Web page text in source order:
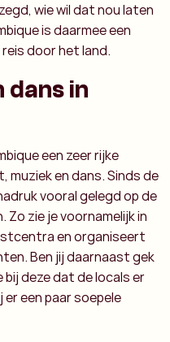
wie wil dat nou laten
is daarmee een
door het land.
dans in
een zeer rijke
muziek en dans. Sinds de
vooral gelegd op de
Zo zie je voornamelijk in
en organiseert
Ben jij daarnaast gek
bij deze dat de locals er
een paar soepele